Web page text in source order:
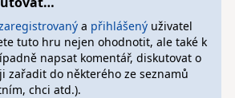
a přihlášenýuživatel
tuto hru nejen ohodnotit, ale také k
napsat komentář, diskutovat o
zařadit do některého ze seznamů
chci atd.).